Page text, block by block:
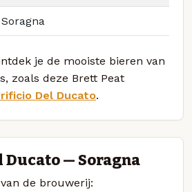
Soragna
je de mooiste bieren van
zoals deze Brett Peat
Del Ducato.
— Soragna
de brouwerij: